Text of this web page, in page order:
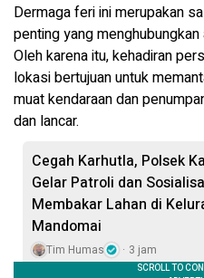
Dermaga feri ini merupakan
penting yang
Oleh karena itu, kehadiran
lokasi bertujuan untuk
muat kendaraan dan
dan lancar.
Cegah Karhutla, Polsek
Gelar Patroli dan
Membakar Lahan di
Mandomai
Tim Humas 3 jam